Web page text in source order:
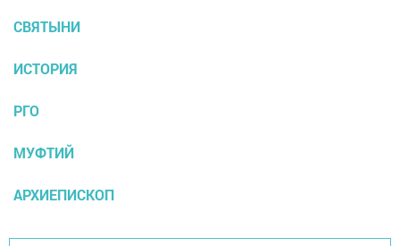
СВЯТЫНИ
ИСТОРИЯ
РГО
МУФТИЙ
АРХИЕПИСКОП